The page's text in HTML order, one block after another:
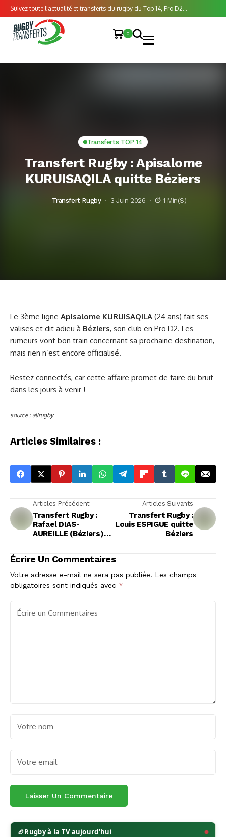
Suivez toute l'actualité et transferts du rugby du Top 14, Pro D2...
0
Transferts TOP 14
Transfert Rugby : Apisalome
KURUISAQILA quitte Béziers
Transfert Rugby 3 Juin 2026 1 Min(s)
Le 3ème ligne Apisalome KURUISAQILA (24 ans) fait ses
valises et dit adieu à Béziers, son club en Pro D2. Les
rumeurs vont bon train concernant sa prochaine destination,
mais rien n’est encore officialisé.
Restez connectés, car cette affaire promet de faire du bruit
dans les jours à venir !
source : allrugby
Articles Similaires :
Articles Précédent
Transfert Rugby :
Rafael DIAS-
AUREILLE (Béziers)
Articles Suivants
Transfert Rugby :
Louis ESPIGUE quitte
Béziers
Écrire Un Commentaires
Votre adresse e-mail ne sera pas publiée. Les champs
obligatoires sont indiqués avec *
🏉Rugby à la TV aujourd'hui